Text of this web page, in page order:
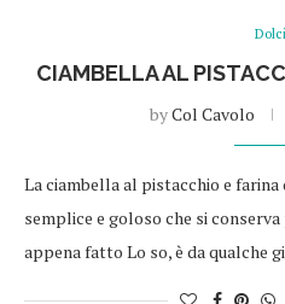
Dolci
CIAMBELLA AL
byCol Cavolo
La ciambella al pistacchio e farina
semplice e goloso che si
appena fatto Lo so, è da qualche